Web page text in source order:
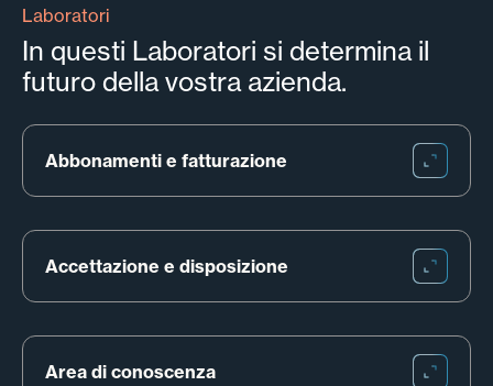
Laboratori
In questi Laboratori si determina il
futuro della vostra azienda.
Abbonamenti e fatturazione
Accettazione e disposizione
Area di conoscenza